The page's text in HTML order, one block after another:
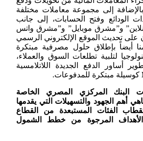
بالإضافة إلى مجموعة معاملات مختلفة
الودائع وفتح الحسابات، إلى جانب
و”مشرق موبايل” و”مشرق واتس
على تحديث الموقع الإلكتروني الرسمي
أيضاً بإطلاق حلول مصرفية مبتكرة
لتلبية تطلعات السوق والعملاء،
أساور الدفع الجديدة اللاتلامسية
كوسيلة مبتكرة للمدفوعات.
البنك المركزي المصري الخاصة
أهم الجهود والتسهيلات التي يقدمها
الفئات المستبعدة من القطاع
المرجوة من خطط الشمول